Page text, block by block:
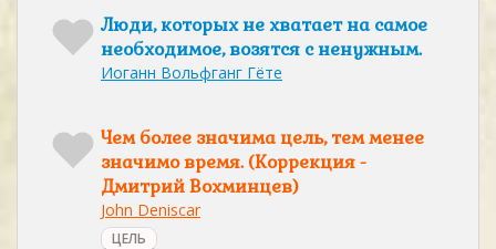
Люди, которых не хватает на самое
необходимое, возятся с ненужным.
Иоганн Вольфганг Гёте
Чем более значима цель, тем менее
значимо время. (Коррекция -
Дмитрий Вохминцев)
John Deniscar
ЦЕЛЬ